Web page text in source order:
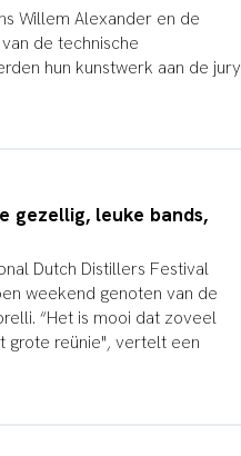
Willem Alexander en de
de technische
hun kunstwerk aan de jury
gezellig, leuke bands,
Dutch Distillers Festival
weekend genoten van de
“Het is mooi dat zoveel
grote reünie", vertelt een